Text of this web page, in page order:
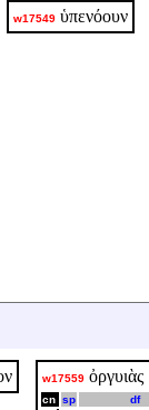
w17549 ὑπενόουν
w17559 ὀργυιὰς
cn sp df